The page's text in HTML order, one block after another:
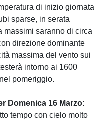
di inizio giornata
sparse, in serata
massimi saranno di circa
direzione dominante
massima del vento sui
intorno ai 1600
pomeriggio.
Domenica 16 Marzo:
tempo con cielo molto